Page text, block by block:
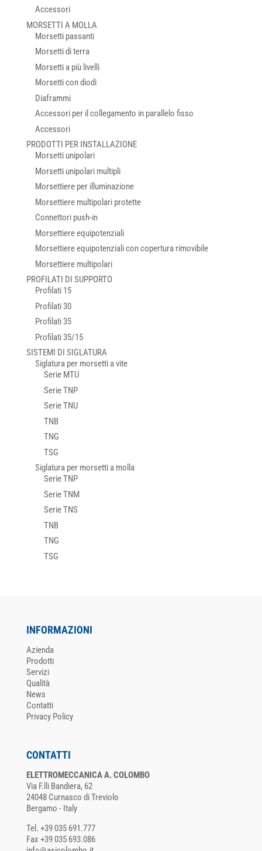
Accessori
MORSETTI A MOLLA
Morsetti passanti
Morsetti di terra
Morsetti a più livelli
Morsetti con diodi
Diaframmi
Accessori per il collegamento in parallelo fisso
Accessori
PRODOTTI PER INSTALLAZIONE
Morsetti unipolari
Morsetti unipolari multipli
Morsettiere per illuminazione
Morsettiere multipolari protette
Connettori push-in
Morsettiere equipotenziali
Morsettiere equipotenziali con copertura rimovibile
Morsettiere multipolari
PROFILATI DI SUPPORTO
Profilati 15
Profilati 30
Profilati 35
Profilati 35/15
SISTEMI DI SIGLATURA
Siglatura per morsetti a vite
Serie MTU
Serie TNP
Serie TNU
TNB
TNG
TSG
Siglatura per morsetti a molla
Serie TNP
Serie TNM
Serie TNS
TNB
TNG
TSG
INFORMAZIONI
Azienda
Prodotti
Servizi
Qualità
News
Contatti
Privacy Policy
CONTATTI
ELETTROMECCANICA A. COLOMBO
Via F.lli Bandiera, 62
24048 Curnasco di Treviolo
Bergamo - Italy
Tel. +39 035 691.777
Fax +39 035 693.086